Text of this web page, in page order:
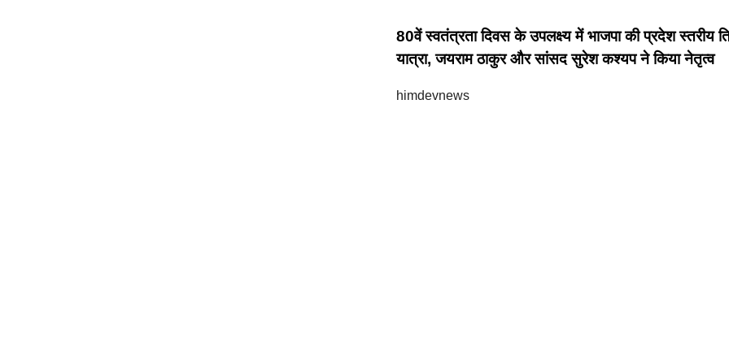
80वें स्वतंत्रता दिवस के उपलक्ष्य में भाजपा की प्रदेश स्तरीय
यात्रा, जयराम ठाकुर और सांसद सुरेश कश्यप ने किया नेतृत्व
himdevnews